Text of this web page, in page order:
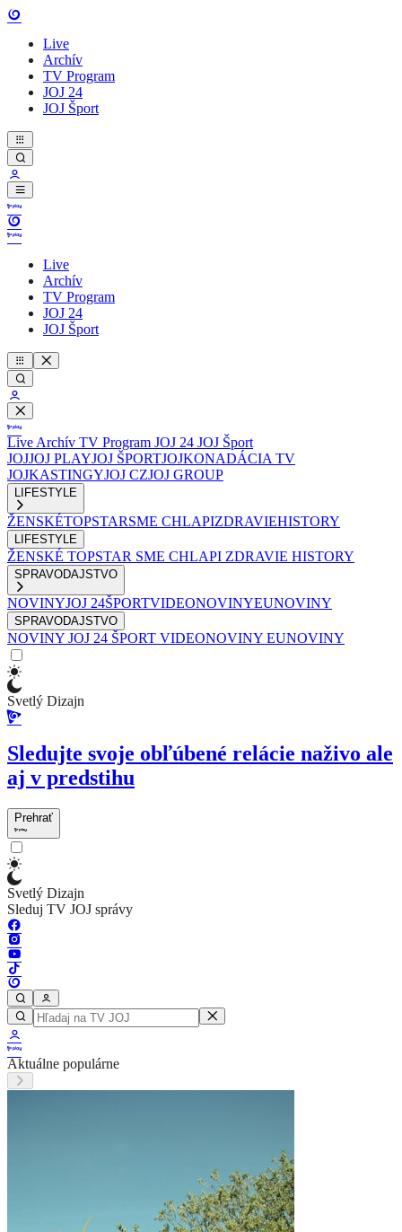
Live
Archív
TV Program
JOJ 24
JOJ Šport
Live
Archív
TV Program
JOJ 24
JOJ Šport
Live Archív TV Program JOJ 24 JOJ Šport
JOJJOJ PLAYJOJ ŠPORTJOJKONADÁCIA TV
JOJKASTINGYJOJ CZJOJ GROUP
LIFESTYLE
ŽENSKÉTOPSTARSME CHLAPIZDRAVIEHISTORY
LIFESTYLE
ŽENSKÉ TOPSTAR SME CHLAPI ZDRAVIE HISTORY
SPRAVODAJSTVO
NOVINYJOJ 24ŠPORTVIDEONOVINYEUNOVINY
SPRAVODAJSTVO
NOVINY JOJ 24 ŠPORT VIDEONOVINY EUNOVINY
Svetlý Dizajn
Sledujte svoje obľúbené relácie naživo ale
aj v predstihu
Prehrať
Svetlý Dizajn
Sleduj TV JOJ správy
Aktuálne populárne